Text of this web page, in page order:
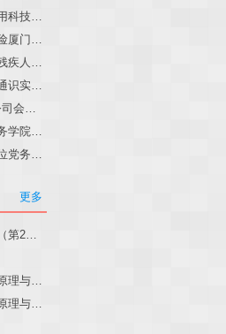
林子雨老师应邀为广州应用科技学院做大模型和智能体讲座
林子雨等编著《人工智能通识实践教程》教材官网
更多
《大数据技术原理与应用（第2版）》教材官网
林子雨编著《大数据技术原理与应用（第3版）》教材官网
林子雨编著《大数据技术原理与应用》教材配套大数据软件安装和编程实践指南